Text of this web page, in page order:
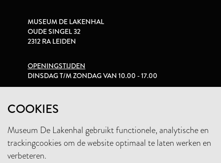
COOKIES
Museum De Lakenhal gebruikt functionele, analytische en
trackingcookies om de website optimaal te laten werken en
verbeteren.
MUSEUM DE LAKENHAL
OUDE SINGEL 32
2312 RA LEIDEN
OPENINGSTIJDEN
DINSDAG T/M ZONDAG VAN 10.00 - 17.00
+31 (0)71 5165360
INFO@LAKENHAL.NL